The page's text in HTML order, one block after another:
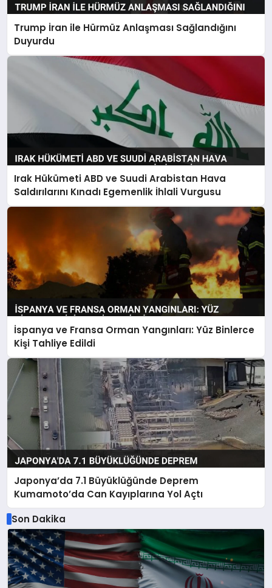
Trump İran ile Hürmüz Anlaşması Sağlandığını
Duyurdu
Irak Hükümeti ABD ve Suudi Arabistan Hava
Saldırılarını Kınadı Egemenlik İhlali Vurgusu
İspanya ve Fransa Orman Yangınları: Yüz Binlerce
Kişi Tahliye Edildi
Japonya’da 7.1 Büyüklüğünde Deprem
Kumamoto’da Can Kayıplarına Yol Açtı
Son Dakika